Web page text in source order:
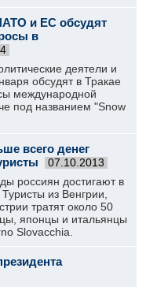
и ЕС обсудят
в
деятели и
обсудят в Тракае
международной
под названием "Snow
всего денег
07.10.2013
россиян достигают в
из Венгрии,
тратят около 50
японцы и итальянцы
Slovacchia.